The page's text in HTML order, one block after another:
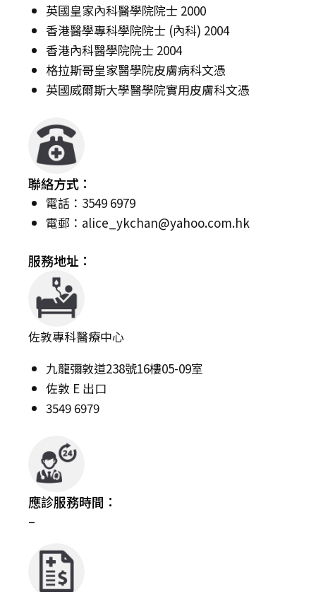
英國皇家內科醫學院院士 2000
香港醫學專科學院院士 (內科) 2004
香港內科醫學院院士 2004
格拉斯哥皇家醫學院皮膚病科文憑
英國威爾斯大學醫學院實用皮膚科文憑
聯絡方式：
電話：3549 6979
電郵： alice_ykchan@yahoo.com.hk
服務地址：
佐敦專科醫療中心
九龍彌敦道238號16樓05-09室
佐敦 E 出口
3549 6979
應診服務時間：
–